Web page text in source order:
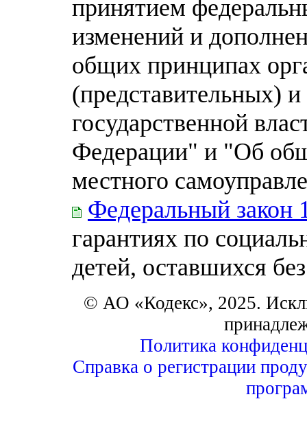
принятием
изменений и
общих принципах
(представительных)
государственной
Федерации" и "Об
местного
Федеральный закон
гарантиях по
детей, оставшихся
© АО «Кодекс», 2025.
Политика
Справка о регистрации